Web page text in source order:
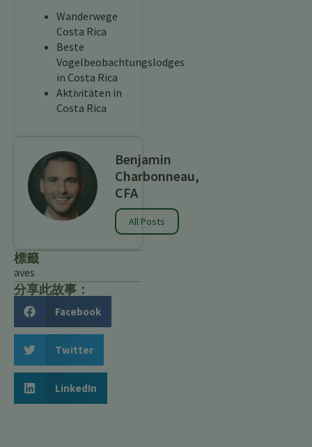
Wanderwege
Costa Rica
Beste
Vogelbeobachtungslodges
in Costa Rica
Aktivitäten in
Costa Rica
Benjamin
Charbonneau,
CFA
All Posts
標籤
aves
分享此故事：
Facebook
Twitter
LinkedIn